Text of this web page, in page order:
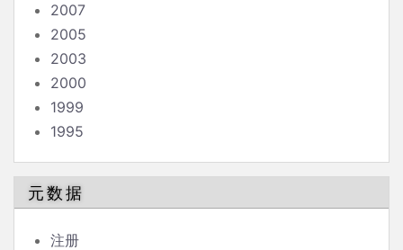
2007
2005
2003
2000
1999
1995
元数据
注册